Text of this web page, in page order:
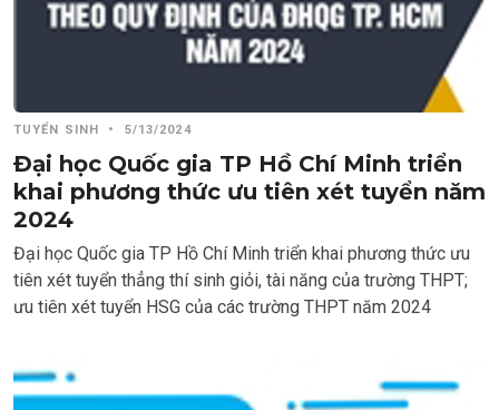
TUYỂN SINH • 5/13/2024
Đại học Quốc gia TP Hồ Chí Minh triển
khai phương thức ưu tiên xét tuyển năm
2024
Đại học Quốc gia TP Hồ Chí Minh triển khai phương thức ưu
tiên xét tuyển thẳng thí sinh giỏi, tài năng của trường THPT;
ưu tiên xét tuyển HSG của các trường THPT năm 2024